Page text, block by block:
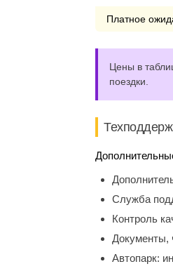
Платное
Цены в
поездки.
Служба
Контроль
Документы,
Автопарк: